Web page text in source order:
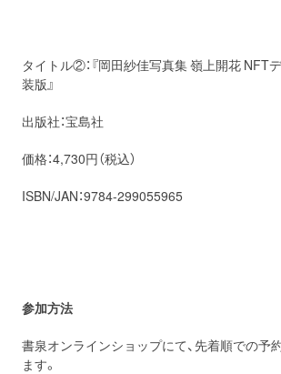
タイトル②：『岡田紗佳写真集 嶺上開花 NFT
装版』
出版社：宝島社
価格：4,730円（税込）
ISBN/JAN：9784-299055965
参加方法
書泉オンラインショップにて、先着順での予約
ます。